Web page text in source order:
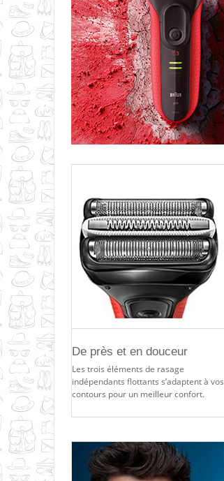
De près et en douceur
Les trois éléments de rasage
indépendants flottants s’adaptent à vos
contours pour un meilleur confort.